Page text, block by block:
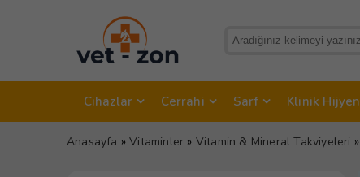
Cihazlar Cerrahi Sarf Klinik Hijyen
Anasayfa » Vitaminler » Vitamin & Mineral Takviyeleri »